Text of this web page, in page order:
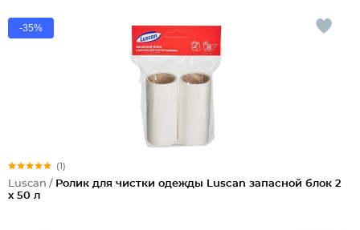
-35%
(1)
Luscan / Ролик для чистки одежды Luscan запасной блок 2
х 50 л